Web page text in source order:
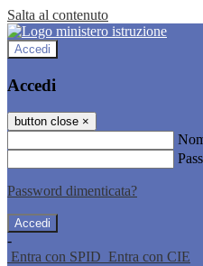
Salta al contenuto
Accedi
Accedi
button close ×
Password dimenticata?
-
Entra con SPID Entra con CIE